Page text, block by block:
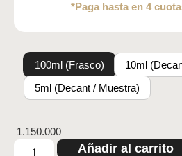
*Paga hasta en 4
100ml (Frasco)
10ml
5ml (Decant / Muestra)
1.150.000
Añadir al carrito